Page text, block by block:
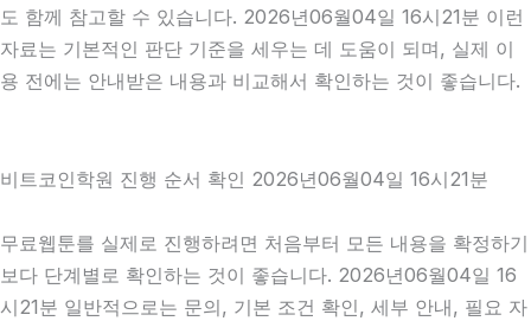
도 함께 참고할 수 있습니다. 2026년06월04일 16시21분 이런
자료는 기본적인 판단 기준을 세우는 데 도움이 되며, 실제 이
용 전에는 안내받은 내용과 비교해서 확인하는 것이 좋습니다.
비트코인학원 진행 순서 확인 2026년06월04일 16시21분
무료웹툰를 실제로 진행하려면 처음부터 모든 내용을 확정하기
보다 단계별로 확인하는 것이 좋습니다. 2026년06월04일 16
시21분 일반적으로는 문의, 기본 조건 확인, 세부 안내, 필요 자